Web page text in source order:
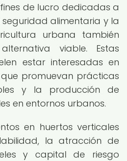
de lucro dedicadas a
alimentaria y la
urbana también
viable. Estas
estar interesadas en
promuevan prácticas
y la producción de
en entornos urbanos.
en huertos verticales
la atracción de
y capital de riesgo